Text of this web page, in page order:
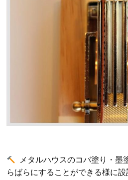
メタルハウスのコバ塗り・墨
らばらにすることができる様に